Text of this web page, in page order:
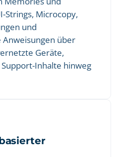
Strings, Microcopy,
und
über
Geräte,
Inhalte hinweg